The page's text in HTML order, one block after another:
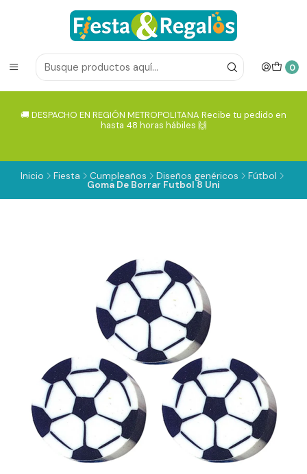
0
🚚 DESPACHO EN REGIÓN METROPOLITANA Recibe tu pedido en
hasta 48 horas hábiles 🙌
Inicio Fiesta Cumpleaños Diseños genéricos Fútbol
Goma De Borrar Futbol 8 Uni